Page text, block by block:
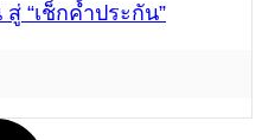
“เช็กค้ำประกัน”